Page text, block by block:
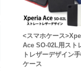
<スマホケース
Ace SO-02L用スト
トレザーデザイン
ケース